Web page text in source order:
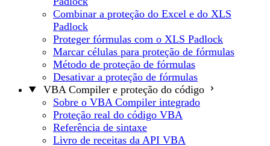
Combinar a proteção do Excel e do XLS
Padlock
Proteger fórmulas com o XLS Padlock
Marcar células para proteção de fórmulas
Método de proteção de fórmulas
Desativar a proteção de fórmulas
VBA Compiler e proteção do código
Sobre o VBA Compiler integrado
Proteção real do código VBA
Referência de sintaxe
Livro de receitas da API VBA